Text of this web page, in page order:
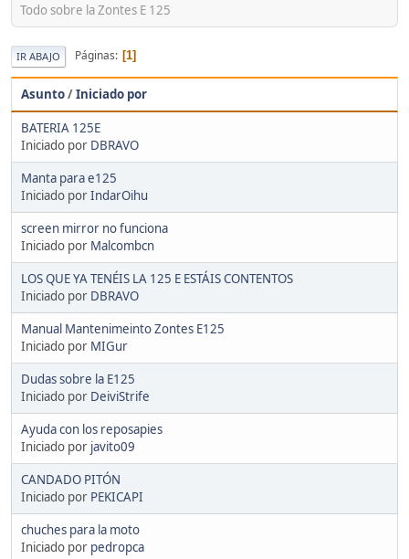
Todo sobre la Zontes E 125
IR ABAJO Páginas 1
Asunto/Iniciado por
BATERIA 125E
Iniciado por DBRAVO
Manta para e125
Iniciado porIndarOihu
screen mirror no funciona
Iniciado por Malcombcn
LOS QUE YA TENÉIS LA 125 E ESTÁIS CONTENTOS
Iniciado por DBRAVO
Manual Mantenimeinto Zontes E125
Iniciado por MIGur
Dudas sobre la E125
Iniciado por DeiviStrife
Ayuda con los reposapies
Iniciado por javito09
CANDADO PITÓN
Iniciado por PEKICAPI
chuches para la moto
Iniciado por pedropca